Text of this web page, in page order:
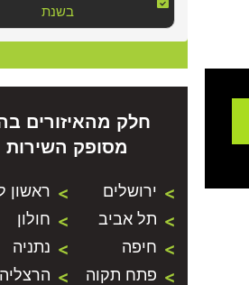
בשנת
חלק מהאיזורים
מסופק השירות
ירושלים
ראשון
תל אביב
חולון
חיפה
נתניה
פתח תקוה
הרצליה